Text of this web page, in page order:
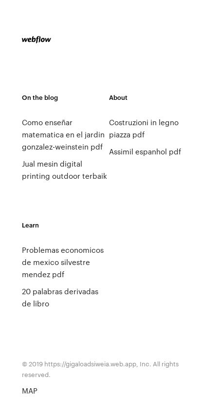
On the blog
Como enseñar
matematica en el jardin
gonzalez-weinstein pdf
Jual mesin digital
printing outdoor terbaik
About
Costruzioni in legno
piazza pdf
Assimil espanhol pdf
Learn
Problemas economicos
de mexico silvestre
mendez pdf
20 palabras derivadas
de libro
© 2019 https://gigaloadsiweia.web.app, Inc. All rights
reserved.
MAP